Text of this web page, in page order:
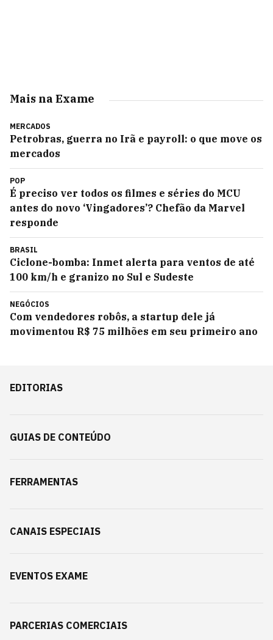
Mais na Exame
MERCADOS
Petrobras, guerra no Irã e payroll: o que move os
mercados
POP
É preciso ver todos os filmes e séries do MCU
antes do novo ‘Vingadores’? Chefão da Marvel
responde
BRASIL
Ciclone-bomba: Inmet alerta para ventos de até
100 km/h e granizo no Sul e Sudeste
NEGÓCIOS
Com vendedores robôs, a startup dele já
movimentou R$ 75 milhões em seu primeiro ano
EDITORIAS
GUIAS DE CONTEÚDO
FERRAMENTAS
CANAIS ESPECIAIS
EVENTOS EXAME
PARCERIAS COMERCIAIS